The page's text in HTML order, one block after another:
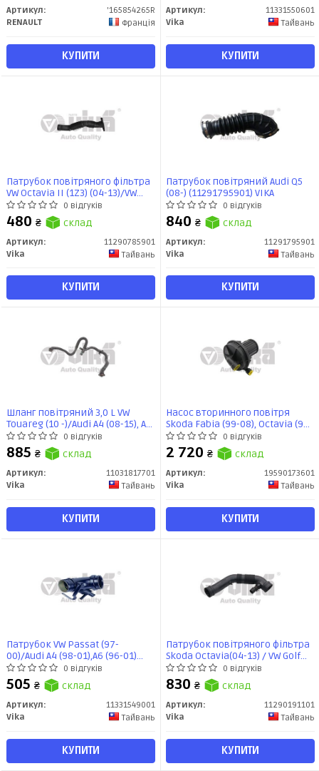
Артикул:
'165854265R
RENAULT
Франція
КУПИТИ
Артикул:
11331550601
Vika
Тайвань
КУПИТИ
Патрубок повітряного фільтра
VW Octavia II (1Z3) (04-13)/VW
Golf (06-08,08-12),Jetta (11-)
(11290785901) vika
0 відгуків
480 ₴ склад
Артикул:
11290785901
Vika
Тайвань
КУПИТИ
Патрубок повітряний Audi Q5
(08-) (11291795901) VIKA
0 відгуків
840 ₴ склад
Артикул:
11291795901
Vika
Тайвань
КУПИТИ
Шланг повітряний 3,0 L VW
Touareg (10 -)/Audi A4 (08-15), A6
(08-12,12 -), Q7 (10-15)
(11031817701) vika
0 відгуків
885 ₴ склад
Артикул:
11031817701
Vika
Тайвань
КУПИТИ
Насос вторинного повітря
Skoda Fabia (99-08), Octavia (99-
10)/VW Golf (97-12)
(19590173601) VIKA
0 відгуків
2 720 ₴ склад
Артикул:
19590173601
Vika
Тайвань
КУПИТИ
Патрубок VW Passat (97-
00)/Audi A4 (98-01),A6 (96-01)
(11331549001) VIKA
0 відгуків
505 ₴ склад
Артикул:
11331549001
Vika
Тайвань
КУПИТИ
Патрубок повітряного фільтра
Skoda Octavia(04-13) / VW Golf
(04-14), Jetta(06-10), Passat(06-
11) / Seat Leon (06-10),Toledo
(05-09) (11290191101) VIKA
0 відгуків
830 ₴ склад
Артикул:
11290191101
Vika
Тайвань
КУПИТИ